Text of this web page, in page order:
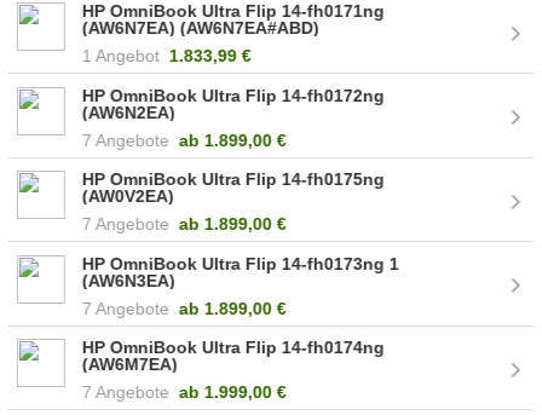
HP OmniBook Ultra Flip 14-fh0171ng
(AW6N7EA) (AW6N7EA#ABD)
1 Angebot 1.833,99 €
HP OmniBook Ultra Flip 14-fh0172ng
(AW6N2EA)
7 Angebote ab 1.899,00 €
HP OmniBook Ultra Flip 14-fh0175ng
(AW0V2EA)
7 Angebote ab 1.899,00 €
HP OmniBook Ultra Flip 14-fh0173ng 1
(AW6N3EA)
7 Angebote ab 1.899,00 €
HP OmniBook Ultra Flip 14-fh0174ng
(AW6M7EA)
7 Angebote ab 1.999,00 €